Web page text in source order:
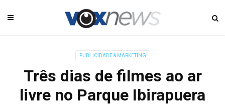
PUBLICIDADE & MARKETING
Três dias de filmes ao ar
livre no Parque Ibirapuera